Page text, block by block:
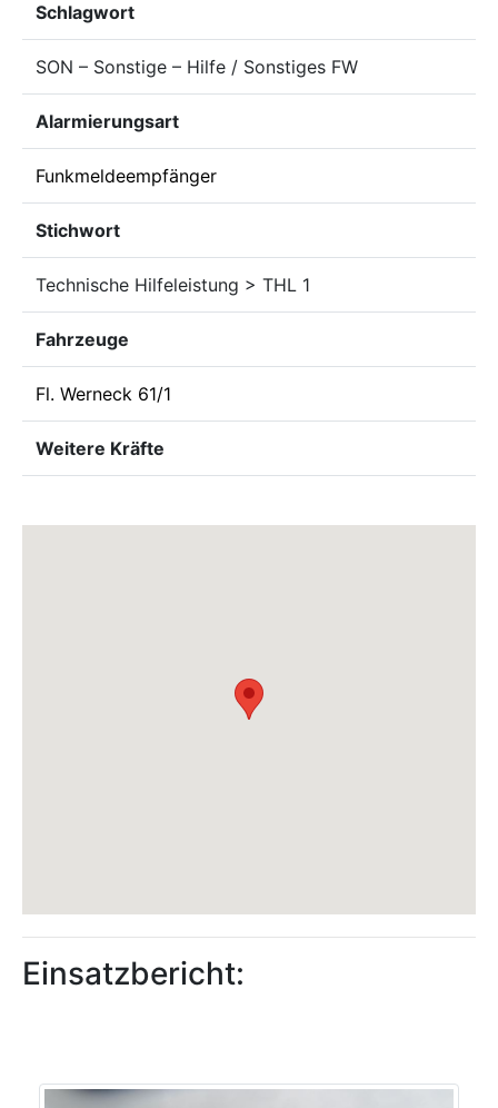
Schlagwort
SON – Sonstige – Hilfe / Sonstiges FW
Alarmierungsart
Funkmeldeempfänger
Stichwort
Technische Hilfeleistung > THL 1
Fahrzeuge
Fl. Werneck 61/1
Weitere Kräfte
Einsatzbericht: